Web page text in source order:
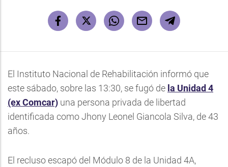
El Instituto Nacional de Rehabilitación informó que
este sábado, sobre las 13:30, se fugó de la Unidad 4
(ex Comcar) una persona privada de libertad
identificada como Jhony Leonel Giancola Silva, de 43
años.
El recluso escapó del Módulo 8 de la Unidad 4A,